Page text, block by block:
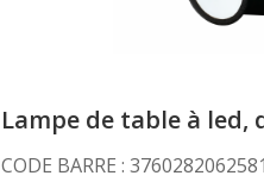
Lampe de table à led,
CODE BARRE :